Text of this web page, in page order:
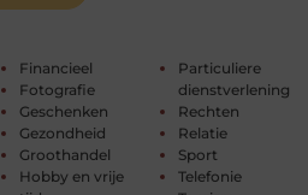
Financieel
Fotografie
Geschenken
Gezondheid
Groothandel
Hobby en vrije
Particuliere
dienstverlening
Rechten
Relatie
Sport
Telefonie